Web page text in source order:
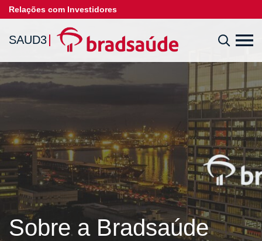
Relações com Investidores
SAUD3
Sobre a Bradsaúde